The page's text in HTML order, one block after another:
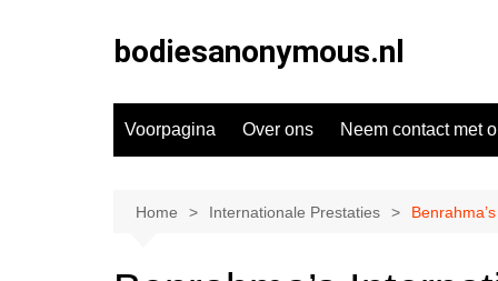
bodiesanonymous.nl
Voorpagina Over ons Neem contact met
Home Internationale Prestaties